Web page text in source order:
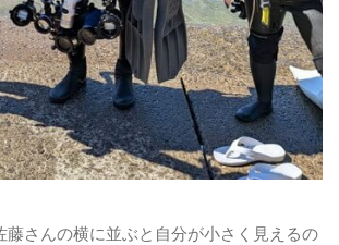
藤さんの横に並ぶと自分が小さく見えるの